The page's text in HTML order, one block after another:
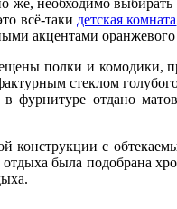
всё-таки детская комната
акцентами оранжевого
полки и
стеклом
отдано
с
была подобрана